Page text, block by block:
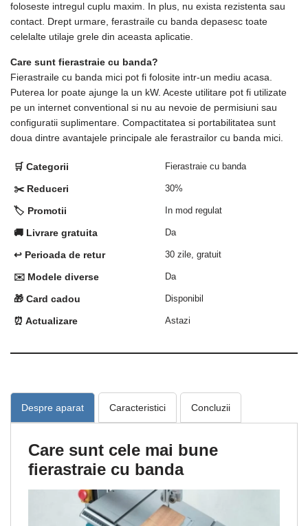
foloseste intregul cuplu maxim. In plus, nu exista rezistenta sau
contact. Drept urmare, ferastraile cu banda depasesc toate
celelalte utilaje grele din aceasta aplicatie.
Care sunt fierastraie cu banda?
Fierastraile cu banda mici pot fi folosite intr-un mediu acasa.
Puterea lor poate ajunge la un kW. Aceste utilitare pot fi utilizate
pe un internet conventional si nu au nevoie de permisiuni sau
configuratii suplimentare. Compactitatea si portabilitatea sunt
doua dintre avantajele principale ale ferastrailor cu banda mici.
🛒 Categorii Fierastraie cu banda
✂️ Reduceri 30%
🏷️ Promotii In mod regulat
🚚 Livrare gratuita Da
↩️ Perioada de retur 30 zile, gratuit
✉️ Modele diverse Da
🎁 Card cadou Disponibil
⏰ Actualizare Astazi
Despre aparat Caracteristici Concluzii
Care sunt cele mai bune
fierastraie cu banda